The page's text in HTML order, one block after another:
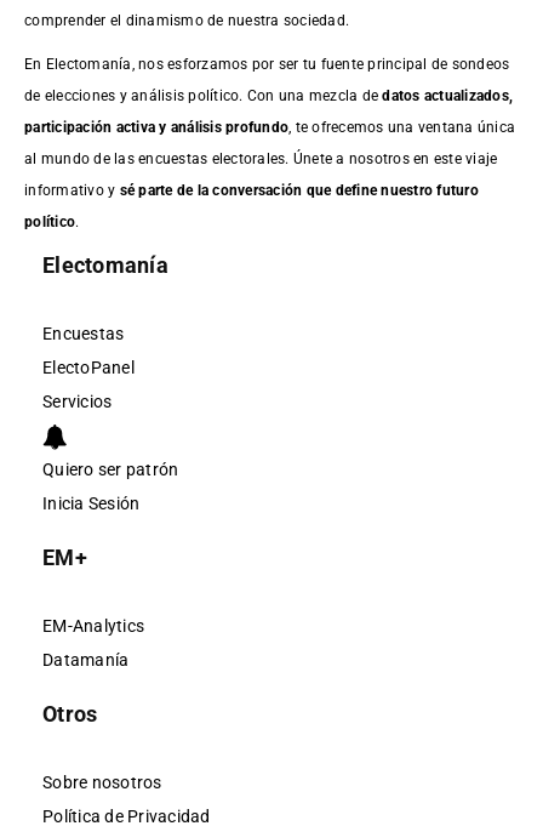
comprender el dinamismo de nuestra sociedad.
En Electomanía, nos esforzamos por ser tu fuente principal de sondeos
de elecciones y análisis político. Con una mezcla dedatos actualizados,
participación activa y análisis profundo, te ofrecemos una ventana única
al mundo de las encuestas electorales. Únete a nosotros en este viaje
informativo y sé parte de la conversación que define nuestro futuro
político.
Electomanía
Encuestas
ElectoPanel
Servicios
Quiero ser patrón
Inicia Sesión
EM+
EM-Analytics
Datamanía
Otros
Sobre nosotros
Política de Privacidad